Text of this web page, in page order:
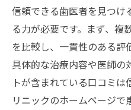
信頼できる歯医者を見つけ
る力が必要です。まず、複
を比較し、一貫性のある評
具体的な治療内容や医師の
トが含まれている口コミ
リニックのホームページで